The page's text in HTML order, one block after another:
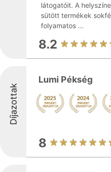
látogatóit. A
sütött termékek
folyamatos ...
8.2
Díjazottak
Lumi Pékség
8